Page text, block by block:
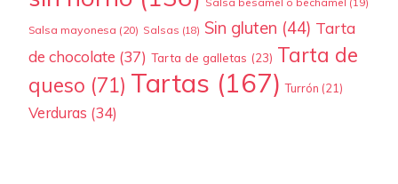
Salsa mayonesa (20) Salsas (18) Sin gluten (44) Tarta
de chocolate (37) Tarta de galletas (23) Tarta de
queso (71) Tartas (167) Turrón (21)
Verduras (34)